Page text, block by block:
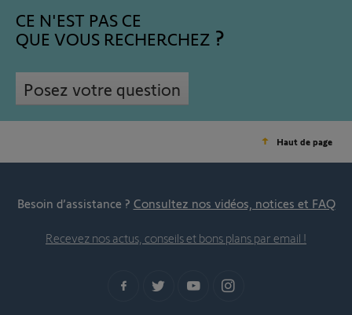
CE N'EST PAS CE
QUE VOUS RECHERCHEZ
Posez votre question
Haut de page
Besoin d’assistance ? Consultez nos vidéos, notices et FAQ
Recevez nos actus, conseils et bons plans par email !